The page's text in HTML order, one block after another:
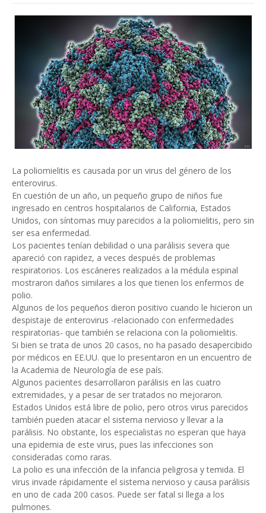
La poliomielitis es causada por un virus del género de los
enterovirus.
En cuestión de un año, un pequeño grupo de niños fue
ingresado en centros hospitalarios de California, Estados
Unidos, con síntomas muy parecidos a la poliomielitis, pero sin
ser esa enfermedad.
Los pacientes tenían debilidad o una parálisis severa que
apareció con rapidez, a veces después de problemas
respiratorios. Los escáneres realizados a la médula espinal
mostraron daños similares a los que tienen los enfermos de
polio.
Algunos de los pequeños dieron positivo cuando le hicieron un
despistaje de enterovirus -relacionado con enfermedades
respiratorias- que también se relaciona con la poliomielitis.
Si bien se trata de unos 20 casos, no ha pasado desapercibido
por médicos en EE.UU. que lo presentaron en un encuentro de
la Academia de Neurología de ese país.
Algunos pacientes desarrollaron parálisis en las cuatro
extremidades, y a pesar de ser tratados no mejoraron.
Estados Unidos está libre de polio, pero otros virus parecidos
también pueden atacar el sistema nervioso y llevar a la
parálisis. No obstante, los especialistas no esperan que haya
una epidemia de este virus, pues las infecciones son
consideradas como raras.
La polio es una infección de la infancia peligrosa y temida. El
virus invade rápidamente el sistema nervioso y causa parálisis
en uno de cada 200 casos. Puede ser fatal si llega a los
pulmones.